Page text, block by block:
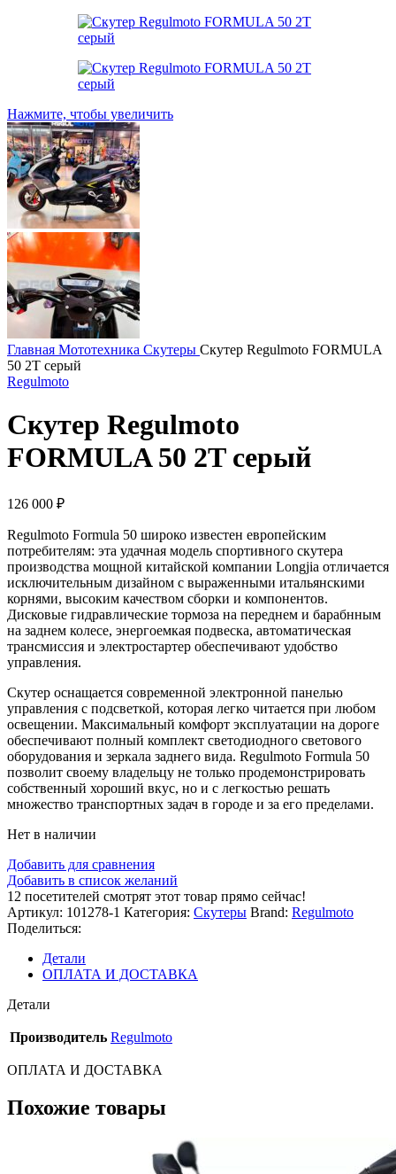
Нажмите, чтобы увеличить
Главная Мототехника Скутеры Скутер Regulmoto FORMULA
50 2T серый
Regulmoto
Скутер Regulmoto
FORMULA 50 2T серый
126 000 ₽
Regulmoto Formula 50 широко известен европейским
потребителям: эта удачная модель спортивного скутера
производства мощной китайской компании Longjia отличается
исключительным дизайном с выраженными итальянскими
корнями, высоким качеством сборки и компонентов.
Дисковые гидравлические тормоза на переднем и барабнным
на заднем колесе, энергоемкая подвеска, автоматическая
трансмиссия и электростартер обеспечивают удобство
управления.
Скутер оснащается современной электронной панелью
управления с подсветкой, которая легко читается при любом
освещении. Максимальный комфорт эксплуатации на дороге
обеспечивают полный комплект светодиодного светового
оборудования и зеркала заднего вида. Regulmoto Formula 50
позволит своему владельцу не только продемонстрировать
собственный хороший вкус, но и с легкостью решать
множество транспортных задач в городе и за его пределами.
Нет в наличии
Добавить для сравнения
Добавить в список желаний
12 посетителей смотрят этот товар прямо сейчас!
Артикул: 101278-1 Категория: Скутеры Brand: Regulmoto
Поделиться:
Детали
ОПЛАТА И ДОСТАВКА
Детали
Производитель Regulmoto
ОПЛАТА И ДОСТАВКА
Похожие товары